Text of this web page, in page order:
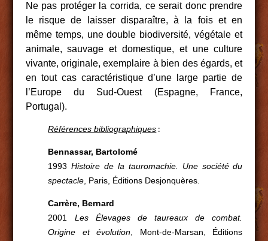
Ne pas protéger la corrida, ce serait donc prendre
le risque de laisser disparaître, à la fois et en
même temps, une double biodiversité, végétale et
animale, sauvage et domestique, et une culture
vivante, originale, exemplaire à bien des égards, et
en tout cas caractéristique d’une large partie de
l’Europe du Sud-Ouest (Espagne, France,
Portugal).
Références bibliographiques :
Bennassar, Bartolomé
1993Histoire de la tauromachie. Une société du
spectacle , Paris, Éditions Desjonquères.
Carrère, Bernard
2001 Les Élevages de taureaux de combat.
Origine et évolution , Mont-de-Marsan, Éditions